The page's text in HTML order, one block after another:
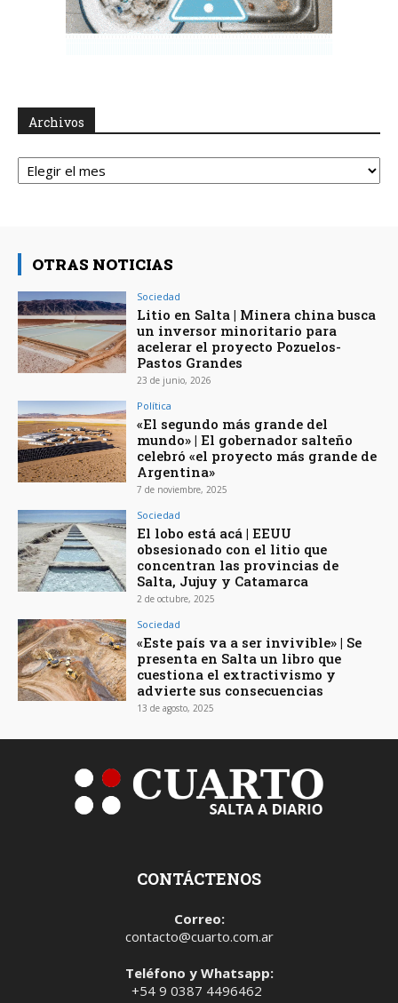
Archivos
Archivos
OTRAS NOTICIAS
Sociedad
Litio en Salta | Minera china busca
un inversor minoritario para
acelerar el proyecto Pozuelos-
Pastos Grandes
23 de junio, 2026
Política
«El segundo más grande del
mundo» | El gobernador salteño
celebró «el proyecto más grande de
Argentina»
7 de noviembre, 2025
Sociedad
El lobo está acá | EEUU
obsesionado con el litio que
concentran las provincias de
Salta, Jujuy y Catamarca
2 de octubre, 2025
Sociedad
«Este país va a ser invivible» | Se
presenta en Salta un libro que
cuestiona el extractivismo y
advierte sus consecuencias
13 de agosto, 2025
CONTÁCTENOS
Correo:
contacto@cuarto.com.ar
Teléfono y Whatsapp:
+54 9 0387 4496462